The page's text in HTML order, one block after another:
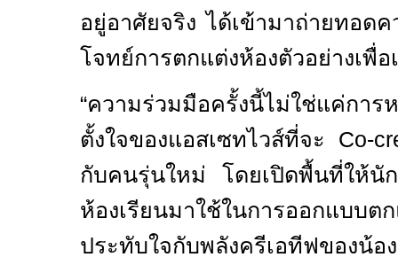
อยู่อาศัยจริง ได้เข้ามาถ่ายทอด
โจทย์การตกแต่งห้องตัวอย่างเพื่
“ความร่วมมือครั้งนี้ไม่ใช่แค่กา
ตั้งใจของแอสเซทไวส์ที่จะ Co-
กับคนรุ่นใหม่ โดยเปิดพื้นที่ให้นั
ห้องเรียนมาใช้ในการออกแบบ
ประทับใจกับพลังครีเอทีฟขอ